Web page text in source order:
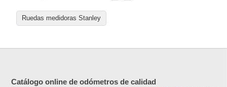
Ruedas medidoras Stanley
Catálogo online de odómetros de calidad